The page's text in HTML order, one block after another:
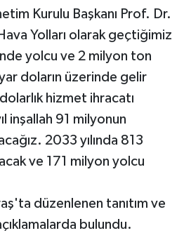
Kurulu Başkanı Prof. Dr.
Yolları olarak geçtiğimiz
yolcu ve 2 milyon ton
doların üzerinde gelir
hizmet ihracatı
inşallah 91 milyonun
2033 yılında 813
ve 171 milyon yolcu
düzenlenen tanıtım ve
bulundu.